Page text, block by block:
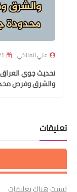
علي المالكي 21
تحديث جوي العراق
والشرق وفرص
تعليقات
ليست هناك تعليقات